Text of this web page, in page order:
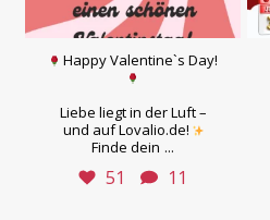
Happy Valentine`s Day!
Liebe liegt in der Luft –
und auf Lovalio.de!
Finde dein ...
51 11